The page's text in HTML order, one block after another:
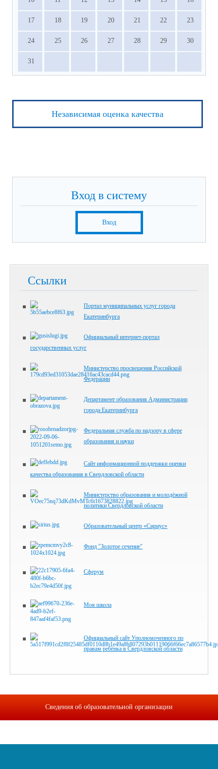
17 18 19 20 21 22 23
24 25 26 27 28 29 30
31
Независимая оценка качества
Вход в систему
Вход
Ссылки
Портал муниципальных услуг города
Екатеринбурга
Официальный интернет-портал
государственных услуг
Министерство просвещения Российской
Федерации
Департамент образования Администрации
города Екатеринбурга
Федеральная служба по надзору в сфере
образования и науки
Сайт информационной поддержки оценки
качества образования в Свердловской области
Министерство образования и молодёжной
политики Свердловской области
Образовательный центр «Сириус»
Фонд "Золотое сечение"
Сферум
Моя школа
Официальный сайт Уполномоченного по
правам ребёнка в Свердловской области
Сведения об образовательной организации